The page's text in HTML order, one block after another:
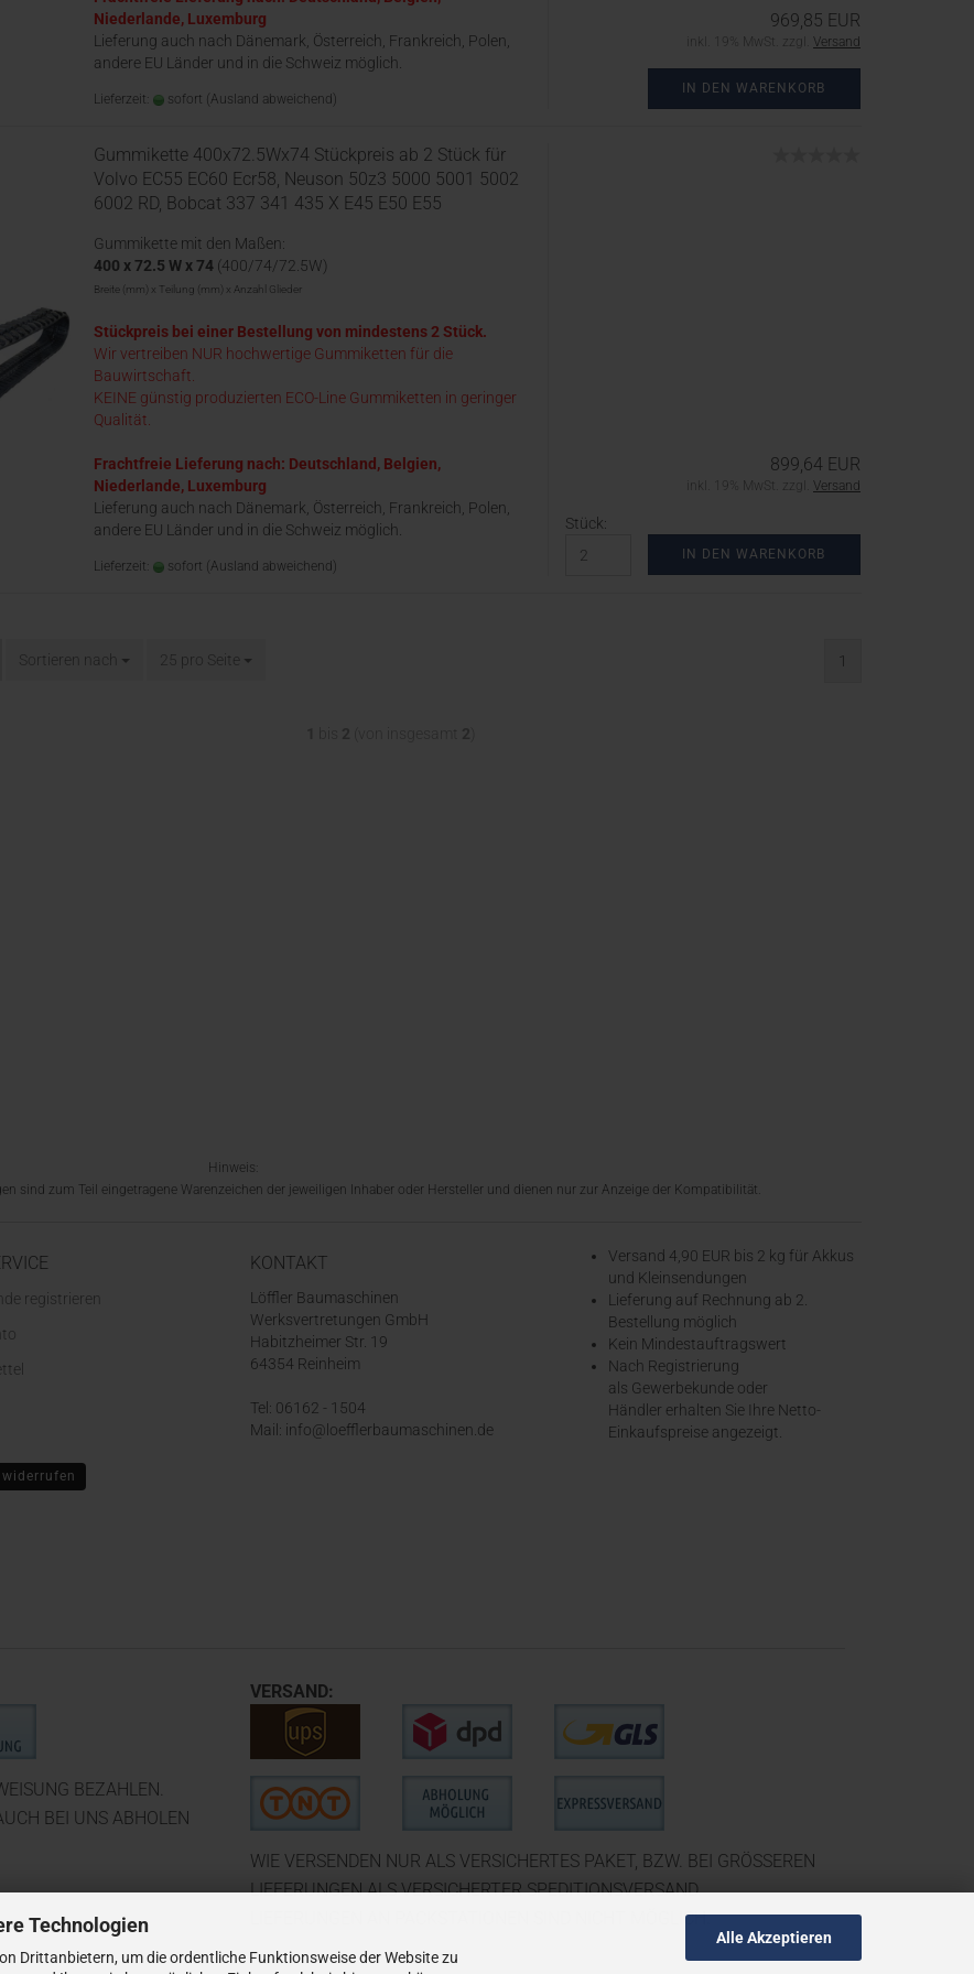
Technologien
Drittanbietern, um die ordentliche Funktionsweise der Website zu
Alle Akzeptieren
Niederlande, Luxemburg
Lieferung auch nach Dänemark, Österreich, Frankreich, Polen,
andere EU Länder und in die Schweiz möglich.
Lieferzeit: sofort (Ausland abweichend)
969,85 EUR
inkl. 19% MwSt. zzgl. Versand
IN DEN WARENKORB
Gummikette 400x72.5Wx74 Stückpreis ab 2 Stück für
Volvo EC55 EC60 Ecr58, Neuson 50z3 5000 5001 5002
6002 RD, Bobcat 337 341 435 X E45 E50 E55
Gummikette mit den Maßen:
400 x 72.5 W x 74 (400/74/72.5W)
Breite (mm) x Teilung (mm) x Anzahl Glieder
Stückpreis bei einer Bestellung von mindestens 2 Stück.
Wir vertreiben NUR hochwertige Gummiketten für die
Bauwirtschaft.
KEINE günstig produzierten ECO-Line Gummiketten in geringer
Qualität.
Frachtfreie Lieferung nach: Deutschland, Belgien,
Niederlande, Luxemburg
Lieferung auch nach Dänemark, Österreich, Frankreich, Polen,
andere EU Länder und in die Schweiz möglich.
Lieferzeit: sofort (Ausland abweichend)
899,64 EUR
inkl. 19% MwSt. zzgl. Versand
Stück:
IN DEN WARENKORB
Sortieren nach 25 pro Seite 1
Hinweis:
sind zum Teil eingetragene Warenzeichen der jeweiligen Inhaber oder Hersteller und dienen nur zur Anzeige der Kompatibilität.
registrieren
KONTAKT
Löffler Baumaschinen
Werksvertretungen GmbH
Habitzheimer Str. 19
64354 Reinheim
Tel: 06162 - 1504
Mail: info@loefflerbaumaschinen.de
Versand 4,90 EUR bis 2 kg für Akkus
und Kleinsendungen
​Lieferung auf Rechnung ab 2.
Bestellung möglich
Kein Mindestauftragswert
Nach Registrierung
als Gewerbekunde oder
Händler erhalten Sie Ihre Netto-
Einkaufspreise angezeigt.
BEZAHLEN.
BEI UNS ABHOLEN
VERSAND:
WIE VERSENDEN NUR ALS VERSICHERTES PAKET, BZW. BEI GRÖSSEREN
LIEFERUNGEN ALS VERSICHERTER SPEDITIONSVERSAND.
LIEFERUNGEN AN PACKSTATIONEN SIND NICHT MÖGLICH.